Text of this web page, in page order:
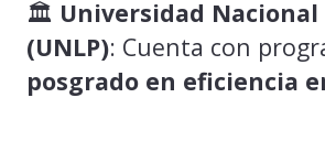
🏛️ Universidad Nacional
(UNLP): Cuenta con
posgrado en eficiencia